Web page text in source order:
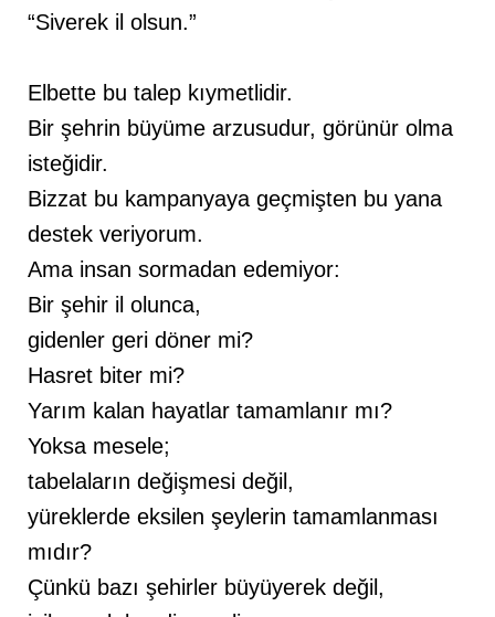
“Siverek il olsun.”
Elbette bu talep kıymetlidir.
Bir şehrin büyüme arzusudur, görünür olma
isteğidir.
Bizzat bu kampanyaya geçmişten bu yana
destek veriyorum.
Ama insan sormadan edemiyor:
Bir şehir il olunca,
gidenler geri döner mi?
Hasret biter mi?
Yarım kalan hayatlar tamamlanır mı?
Yoksa mesele;
tabelaların değişmesi değil,
yüreklerde eksilen şeylerin tamamlanması
mıdır?
Çünkü bazı şehirler büyüyerek değil,